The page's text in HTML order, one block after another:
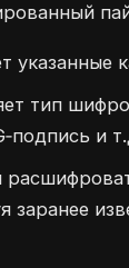
указанные
тип
и
заранее